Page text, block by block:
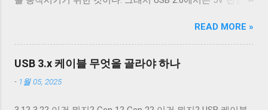
위치의 다음 줄로 이동한다. Unix 계열 운영 체제에서 윈도우
할 수 있다. 이외에도 구형 Mac OS 처럼 동작하게 해주는
OCRNL 플래그나 탭문자( 0x09 , \t )를...
확장할 수 없는 구조로 돼있기 때문이다. 따라서 Type B 컨넥
USB 3.0 케이블인지 쉽게 구분할 수 있다. 하지만 Type A 컨넥
터나 Type C 컨넥터는 상황이 다르다. 상하 대칭으로 24개의
핀을 가져 최대 12개의 선을 연결할 수 있는 Type C 컨넥터는
야 한다. 그렇지 않으면 다음과 같이 Type C - Type C 케이블
가능하다. 하지만 이 스펙은 어디까지나 USB를 통한 데이터
통신을 하는 데 필요한 디바이스를 동작시키기 위함이지,
USB를 전원 공급을 위해 이용하려는 목적은 아니었다. 따라
서 저전력 기기가 아닌 외장 하드 같은 디바이스는 별도의 전
원 공급을 필요로 했고, USB를 통한 전원 충전은 USB가 본래
READ MORE »
USB 3.x 케이블 무엇을 골라야 하나
- 1월 05, 2025